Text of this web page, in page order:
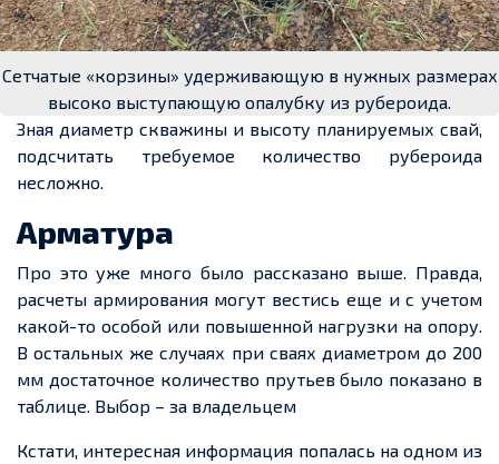
Сетчатые «корзины» удерживающую в нужных размерах
высоко выступающую опалубку из рубероида.
Зная диаметр скважины и высоту планируемых свай,
подсчитать требуемое количество рубероида
несложно.
Арматура
Про это уже много было рассказано выше. Правда,
расчеты армирования могут вестись еще и с учетом
какой-то особой или повышенной нагрузки на опору.
В остальных же случаях при сваях диаметром до 200
мм достаточное количество прутьев было показано в
таблице. Выбор – за владельцем
Кстати, интересная информация попалась на одном из